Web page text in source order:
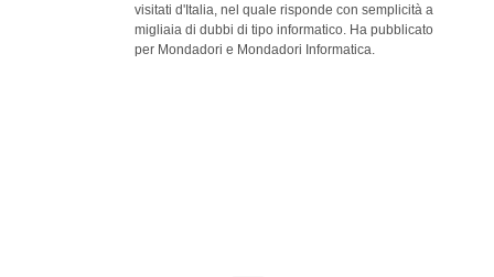
visitati d'Italia, nel quale risponde con semplicità a
migliaia di dubbi di tipo informatico. Ha pubblicato
per Mondadori e Mondadori Informatica.